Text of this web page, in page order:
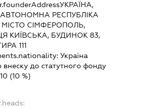
УКРАЇНА,
АВТОНОМНА РЕСПУБЛІКА
МІСТО СІМФЕРОПОЛЬ,
КИЇВСЬКА, БУДИНОК 83,
111
Україна
внеску до статутного фонду
10 (10 %)